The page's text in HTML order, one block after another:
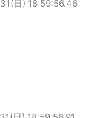
日) 18:59:56.46